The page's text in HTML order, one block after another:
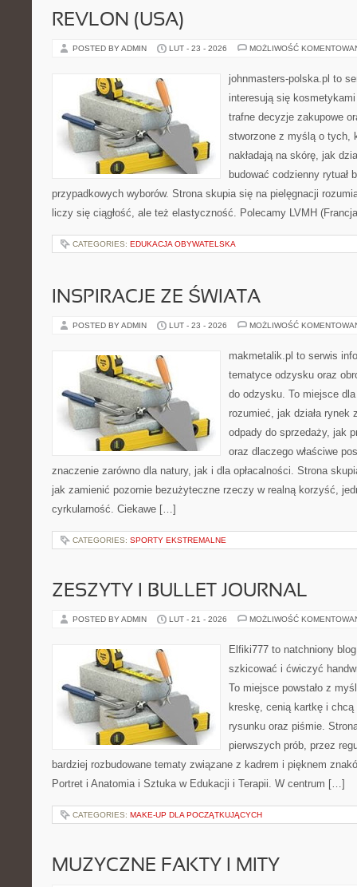
REVLON (USA)
POSTED BY ADMIN LUT - 23 - 2026 MOŻLIWOŚĆ
johnmasters-polska.pl to
interesują się
trafne decyzje zakupowe
stworzone z myślą o tych,
nakładają na skórę, jak
budować codzienny rytuał
przypadkowych wyborów. Strona skupia się na pielęgnacji
liczy się ciągłość, ale też elastyczność. Polecamy LVMH
CATEGORIES: EDUKACJA OBYWATELSKA
INSPIRACJE ZE ŚWIATA
POSTED BY ADMIN LUT - 23 - 2026 MOŻLIWOŚĆ
makmetalik.pl to serwis
tematyce odzysku oraz
do odzysku. To miejsce
rozumieć, jak działa rynek
odpady do sprzedaży, jak
oraz dlaczego właściwe
znaczenie zarówno dla natury, jak i dla opłacalności. Strona
jak zamienić pozornie bezużyteczne rzeczy w realną korzyść,
cyrkularność. Ciekawe […]
CATEGORIES: SPORTY EKSTREMALNE
ZESZYTY I BULLET JOURNAL
POSTED BY ADMIN LUT - 21 - 2026 MOŻLIWOŚĆ
Elfiki777 to natchniony
szkicować i ćwiczyć
To miejsce powstało z
kreskę, cenią kartkę i chcą
rysunku oraz piśmie.
pierwszych prób, przez
bardziej rozbudowane tematy związane z kadrem i pięknem
Portret i Anatomia i Sztuka w Edukacji i Terapii. W centrum […]
CATEGORIES: MAKE-UP DLA POCZĄTKUJĄCYCH
MUZYCZNE FAKTY I MITY